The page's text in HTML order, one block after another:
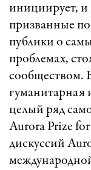
инициирует, и
призванные
публики о
проблемах,
сообществом.
гуманитарная
целый ряд
Aurora Prize
дискуссий